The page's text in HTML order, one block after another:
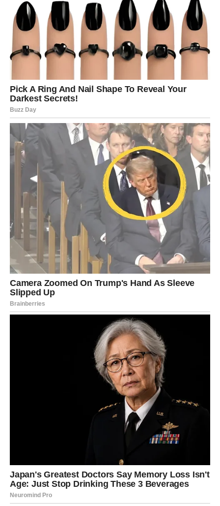
životna prilika, a za treće ostvarenje cilja koji je dugo
izgledao nedostižno.
Posebno su naglašeni trenuci u kojima ćete shvatiti da
pojedine prepreke nisu postojale bez razloga. Ono što je
uspeha.
Finansijska situacija ulazi u novu fazu
Mnoge Device tokom prve polovine juna mogu doživeti
značajne promene kada je novac u pitanju. Kod nekih se
otvaraju nove mogućnosti zarade, dok drugi dobijaju
priliku da poprave stabilnost koja je ranije bila narušena.
Iznenadni prilivi ili neočekivane poslovne okolnosti mogu
doneti osećaj olakšanja. Ipak, nije sve povezano samo sa
dobitkom. Sudbina će jasno pokazati ko je odgovorno
upravljao resursima, a ko je donosio pogrešne procene.
Ozbiljne kazne za stare greške
Jedan od najvažnijih aspekata ovog perioda jeste
suočavanje sa posledicama ranijih postupaka. Sudbina
sada deluje veoma precizno i ne ostavlja mnogo prostora
za izbegavanje odgovornosti.
Sve ono što je građeno na pogrešnim osnovama može
početi da se urušava. Za pojedine Device ovo će
predstavljati težak period suočavanja sa realnošću.
Međutim, upravo kroz takve događaje dolazi do važnih
Kazne o kojima govori ovaj period nisu nužno dramatične,
određenih odnosa ili zatvaranje nekih vrata mogu ostaviti
snažan utisak.
Sudbina traži ravnotežu